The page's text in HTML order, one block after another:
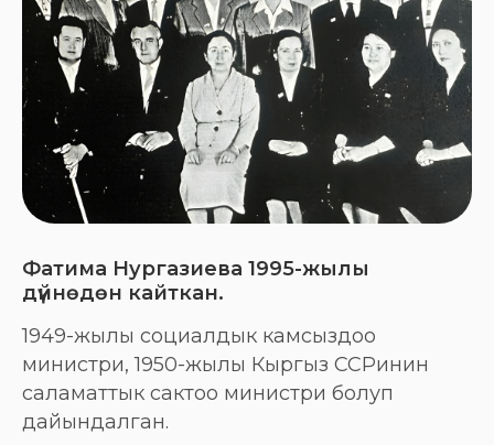
Фатима Нургазиева 1995-жылы
дүйнөдөн кайткан.
1949-жылы социалдык камсыздоо
министри, 1950-жылы Кыргыз ССРинин
саламаттык сактоо министри болуп
дайындалган.